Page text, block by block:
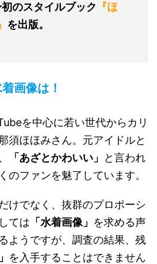
のスタイルブック 『ほ
を出版。
画像は！
を中心に若い世代からカリ
須ほほみさん。元アイドルと
「あざとかわいい」
と言われ
のファンを魅了しています。
けでなく、抜群のプロポーシ
ては 「水着画像」 を求める声
ようですが、調査の結果、残
を入手することはできません